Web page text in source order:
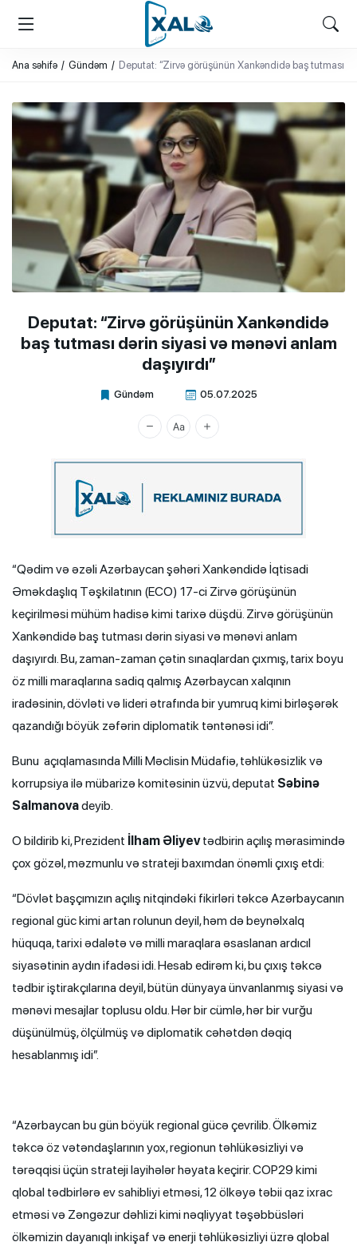
XALQ.ONLINE
ONLAYN PLATFORMA
Ana səhifə Gündəm Deputat: “Zirvə görüşünün Xankəndidə baş tutması
Deputat: “Zirvə görüşünün Xankəndidə
baş tutması dərin siyasi və mənəvi anlam
daşıyırdı”
Gündəm 05.07.2025
Xalq.Online
“Qədim və əzəli Azərbaycan şəhəri Xankəndidə İqtisadi
Əməkdaşlıq Təşkilatının (ECO) 17-ci Zirvə görüşünün
keçirilməsi mühüm hadisə kimi tarixə düşdü. Zirvə görüşünün
Xankəndidə baş tutması dərin siyasi və mənəvi anlam
daşıyırdı. Bu, zaman-zaman çətin sınaqlardan çıxmış, tarix boyu
öz milli maraqlarına sadiq qalmış Azərbaycan xalqının
iradəsinin, dövləti və lideri ətrafında bir yumruq kimi birləşərək
qazandığı böyük zəfərin diplomatik təntənəsi idi”.
Bunu açıqlamasında Milli Məclisin Müdafiə, təhlükəsizlik və
korrupsiya ilə mübarizə komitəsinin üzvü, deputat Səbinə
Salmanovadeyib.
O bildirib ki, Prezident İlham Əliyevtədbirin açılış mərasimində
çox gözəl, məzmunlu və strateji baxımdan önəmli çıxış etdi:
“Dövlət başçımızın açılış nitqindəki fikirləri təkcə Azərbaycanın
regional güc kimi artan rolunun deyil, həm də beynəlxalq
hüquqa, tarixi ədalətə və milli maraqlara əsaslanan ardıcıl
siyasətinin aydın ifadəsi idi. Hesab edirəm ki, bu çıxış təkcə
tədbir iştirakçılarına deyil, bütün dünyaya ünvanlanmış siyasi və
mənəvi mesajlar toplusu oldu. Hər bir cümlə, hər bir vurğu
düşünülmüş, ölçülmüş və diplomatik cəhətdən dəqiq
hesablanmış idi”.
“Azərbaycan bu gün böyük regional gücə çevrilib. Ölkəmiz
təkcə öz vətəndaşlarının yox, regionun təhlükəsizliyi və
tərəqqisi üçün strateji layihələr həyata keçirir. COP29 kimi
qlobal tədbirlərə ev sahibliyi etməsi, 12 ölkəyə təbii qaz ixrac
etməsi və Zəngəzur dəhlizi kimi nəqliyyat təşəbbüsləri
ölkəmizin dayanıqlı inkişaf və enerji təhlükəsizliyi üzrə qlobal